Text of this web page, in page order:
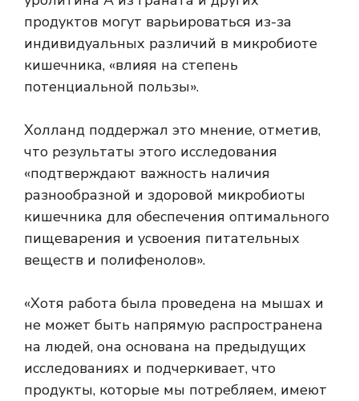
продуктов могут варьироваться из-за
индивидуальных различий в микробиоте
кишечника, «влияя на степень
потенциальной пользы».
Холланд поддержал это мнение, отметив,
что результаты этого исследования
«подтверждают важность наличия
разнообразной и здоровой микробиоты
кишечника для обеспечения оптимального
пищеварения и усвоения питательных
веществ и полифенолов».
«Хотя работа была проведена на мышах и
не может быть напрямую распространена
на людей, она основана на предыдущих
исследованиях и подчеркивает, что
продукты, которые мы потребляем, имеют